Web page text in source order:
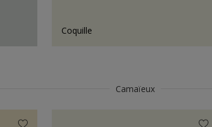
Coquille
Camaïeux